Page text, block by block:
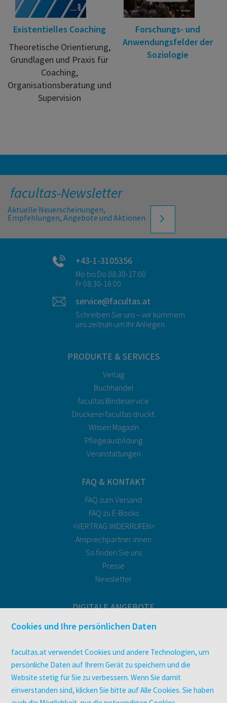
Existentielles Coaching
Theoretische Orientierung,
Grundlagen und Praxis für
Coaching,
Organisationsberatung und
Supervision
Forschungs- und
Anwendungsfelder der
Soziologie
facultas-Newsletter
Aktuelle Neuerscheinungen,
Empfehlungen, Angebote und Aktionen
+43-1-3105356
Mo bis Do 08:30-17:00
Fr 08:30-16:00
service@facultas.at
Schreiben Sie uns – wir kümmern
uns zeitnah um Ihr Anliegen.
PRODUKTE & SERVICES
Verlag
Buchhandel
facultas Bindeservice
Druckerei facultas druckt.
Wissen Magazin
Pflegeausbildung
Veranstaltungen
FAQ & KONTAKT
FAQ zum Versand
FAQ zu E-Books
>VERTRAG WIDERRUFEN<
Ansprechpartner:innen
So finden Sie uns
Presse
Newsletter
DIGITALE ANGEBOTE
Überblick
utb elibrary
E-Books
facultas Club
Cookies und Ihre persönlichen Daten
facultas.at verwendet Cookies und andere Technologien, um
persönliche Daten auf Ihrem Gerät zu speichern und die
Website stetig für Sie zu verbessern. Wenn Sie damit
einverstanden sind, klicken Sie bitte auf Alle Cookies. Sie haben